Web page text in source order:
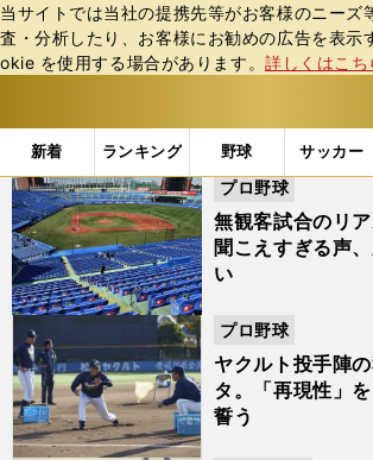
当サイトでは当社の提携先等がお客様のニーズ
査・分析したり、お客様にお勧めの広告を表⽰
okie を使⽤する場合があります。詳しくはこち
新着 ランキング 野球 サッカー
b
ス
ポ
ル
テ
ィ
ー
バ
「#中尾輝」の最新ニュース・ 情報
無観客試合のリ
聞こえすぎる声
い
プロ野球
ヤクルト投手陣
タ。「再現性」
誓う
プロ野球